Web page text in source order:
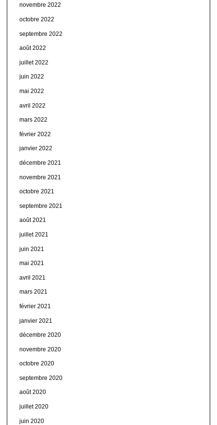
novembre 2022
octobre 2022
septembre 2022
août 2022
juillet 2022
juin 2022
mai 2022
avril 2022
mars 2022
février 2022
janvier 2022
décembre 2021
novembre 2021
octobre 2021
septembre 2021
août 2021
juillet 2021
juin 2021
mai 2021
avril 2021
mars 2021
février 2021
janvier 2021
décembre 2020
novembre 2020
octobre 2020
septembre 2020
août 2020
juillet 2020
juin 2020